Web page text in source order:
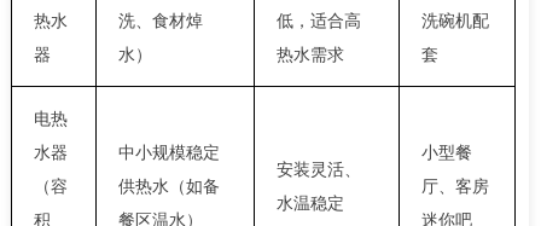
热水
器
洗、食材焯
水）
低，适合高
热水需求
洗碗机配
套
电热
水器
（容
积
中小规模稳定
供热水（如备
餐区温水）
安装灵活、
水温稳定
小型餐
厅、客房
迷你吧